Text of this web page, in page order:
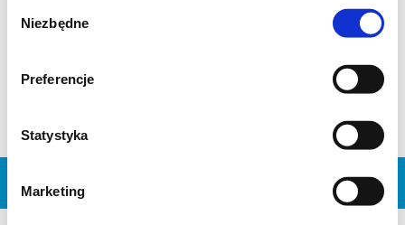
zgody
Niezbędne
Preferencje
Statystyka
Marketing
Zakończenie sprzedaży online: 14.08.2026, g. 18:00
MICHAŁ BASISTA fortepian
Uczestnik XIX edycji Międzynarodowego Konkursu Chopinowskiego
Bezpieczne zakupy w Bilety24. W przypadku odwołania wydarzenia,
komunikatem wysyłanym na adres e-mail, podany podczas zakupu.